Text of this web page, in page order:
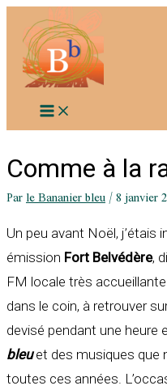
contenu
Comme à la
Parle Bananier bleu/8 janvier
Un peu avant Noël, j’étais
émission Fort Belvédère,
FM locale très
dans le coin, à retrouver
devisé pendant une heure
bleuet des musiques que
toutes ces années.